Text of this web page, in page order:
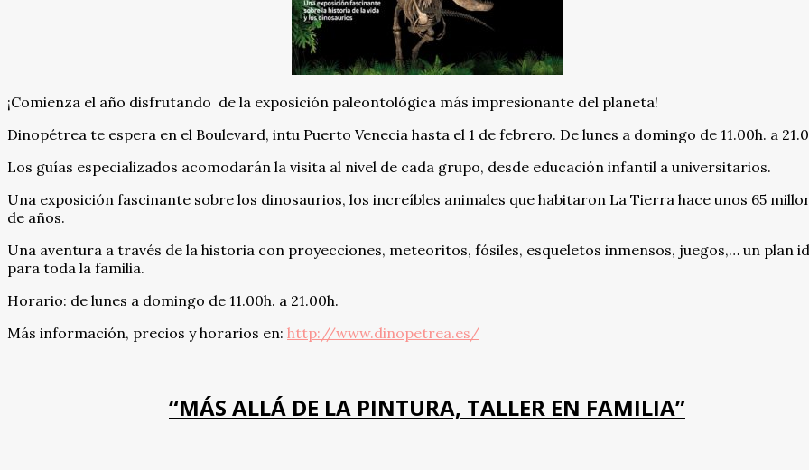
¡Comienza el año disfrutando de la exposición paleontológica más impresionante del planeta!
Dinopétrea te espera en el Boulevard, intu Puerto Venecia hasta el 1 de febrero. De lunes a domingo de 11.00h. a
Los guías especializados acomodarán la visita al nivel de cada grupo, desde educación infantil a universitarios.
Una exposición fascinante sobre los dinosaurios, los increíbles animales que habitaron La Tierra hace unos 65
de años.
Una aventura a través de la historia con proyecciones, meteoritos, fósiles, esqueletos inmensos, juegos,… un plan
para toda la familia.
Horario: de lunes a domingo de 11.00h. a 21.00h.
Más información, precios y horarios en: http://www.dinopetrea.es/
“MÁS ALLÁ DE LA PINTURA, TALLER EN FAMILIA”